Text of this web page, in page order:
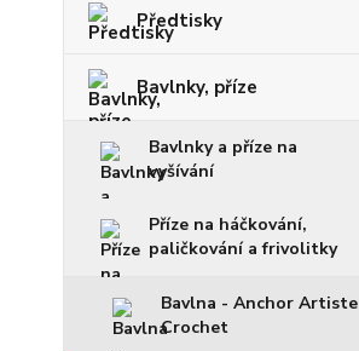
Předtisky
Bavlnky, příze
Bavlnky a příze na
vyšívání
Příze na háčkování,
paličkování a frivolitky
Bavlna - Anchor Artiste
Crochet